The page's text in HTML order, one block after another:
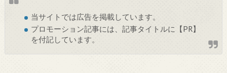
当サイトでは広告を掲載しています。
プロモーション記事には、記事タイトルに【PR】
を付記しています。